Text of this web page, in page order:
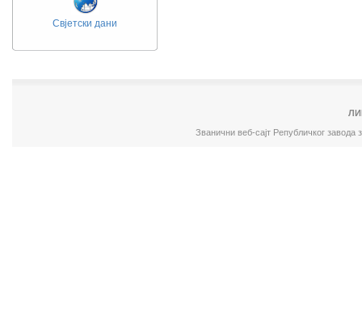
Свјетски дани
Званични веб-сајт Републичког